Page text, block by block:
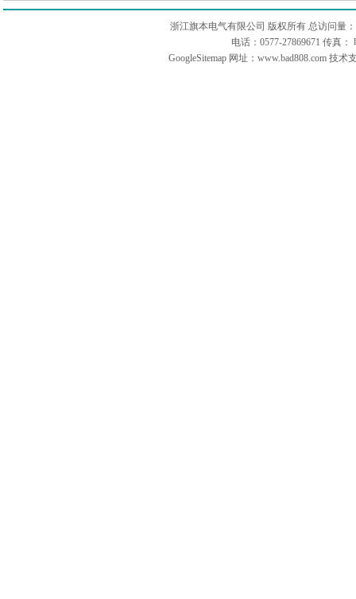
浙江旗本电气有限公司 版权所有 总访问量：
电话：0577-27869671 传真
GoogleSitemap 网址：www.bad808.com 技